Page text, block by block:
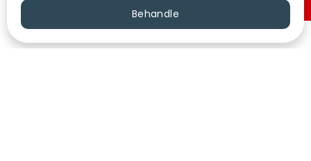
Behandle Hurtigkjøp